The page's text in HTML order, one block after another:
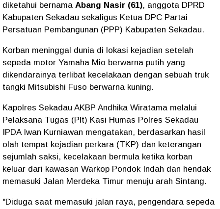
diketahui bernama Abang Nasir (61), anggota DPRD
Kabupaten Sekadau sekaligus Ketua DPC Partai
Persatuan Pembangunan (PPP) Kabupaten Sekadau.
Korban meninggal dunia di lokasi kejadian setelah
sepeda motor Yamaha Mio berwarna putih yang
dikendarainya terlibat kecelakaan dengan sebuah truk
tangki Mitsubishi Fuso berwarna kuning.
Kapolres Sekadau AKBP Andhika Wiratama melalui
Pelaksana Tugas (Plt) Kasi Humas Polres Sekadau
IPDA Iwan Kurniawan mengatakan, berdasarkan hasil
olah tempat kejadian perkara (TKP) dan keterangan
sejumlah saksi, kecelakaan bermula ketika korban
keluar dari kawasan Warkop Pondok Indah dan hendak
memasuki Jalan Merdeka Timur menuju arah Sintang.
"Diduga saat memasuki jalan raya, pengendara sepeda